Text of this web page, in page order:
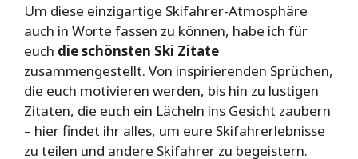
Um diese einzigartige Skifahrer-Atmosphäre
auch in Worte fassen zu können, habe ich für
euch die schönsten Ski Zitate
zusammengestellt. Von inspirierenden Sprüchen,
die euch motivieren werden, bis hin zu lustigen
Zitaten, die euch ein Lächeln ins Gesicht zaubern
– hier findet ihr alles, um eure Skifahrerlebnisse
zu teilen und andere Skifahrer zu begeistern.